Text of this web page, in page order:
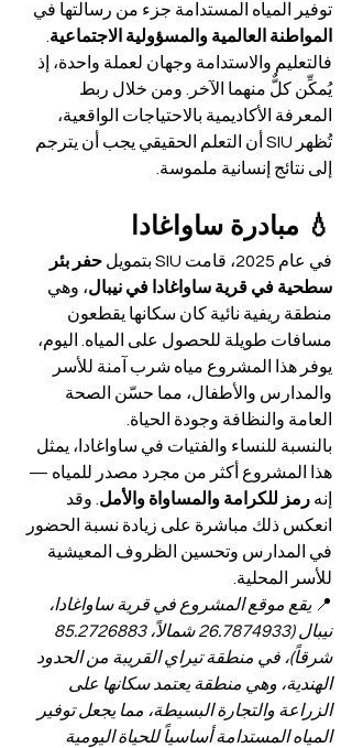
توفير المياه المستدامة جزء من رسالتها في
المواطنة العالمية والمسؤولية الاجتماعية
فالتعليم والاستدامة وجهان لعملة واحدة، إذ
يُمكِّن كلٌّ منهما الآخر. ومن خلال ربط
المعرفة الأكاديمية بالاحتياجات الواقعية،
تُظهر SIU أن التعلم الحقيقي يجب أن يترجم
إلى نتائج إنسانية ملموسة.
💧 مبادرة ساواغادا
في عام 2025، قامت SIU بتمويل
حفر بئر
سطحية في قرية ساواغادا في نيبال، وهي
منطقة ريفية نائية كان سكانها يقطعون
مسافات طويلة للحصول على المياه. اليوم،
يوفر هذا المشروع مياه شرب آمنة للأسر
والمدارس والأطفال، مما حسّن الصحة
العامة والنظافة وجودة الحياة.
بالنسبة للنساء والفتيات في ساواغادا، يمثل
هذا المشروع أكثر من مجرد مصدر للمياه —
إنه رمز للكرامة والمساواة والأمل . وقد
انعكس ذلك مباشرة على زيادة نسبة الحضور
في المدارس وتحسين الظروف المعيشية
للأسر المحلية.
📍 يقع موقع المشروع في قرية ساواغادا،
شرقاً)، في منطقة تيراي القريبة من الحدود
الهندية، وهي منطقة يعتمد سكانها على
الزراعة والتجارة البسيطة، مما يجعل توفير
المياه المستدامة أساسياً للحياة اليومية